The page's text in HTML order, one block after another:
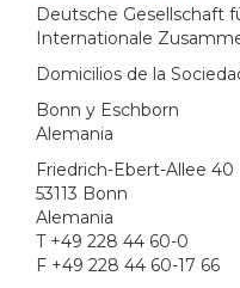
Deutsche Gesellschaft
Internationale
Domicilios de la
Bonn y Eschborn
Alemania
Friedrich-Ebert-Allee 40
53113 Bonn
Alemania
T +49 228 44 60-0
F +49 228 44 60-17 66